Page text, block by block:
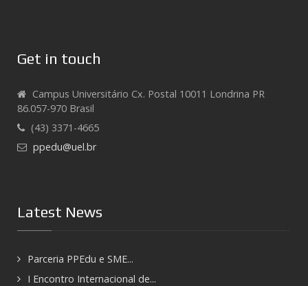
Get in touch
Campus Universitário Cx. Postal 10011 Londrina PR
86.057-970 Brasil
(43) 3371-4665
ppedu@uel.br
Latest News
Parceria PPEdu e SME...
I Encontro Internacional de...